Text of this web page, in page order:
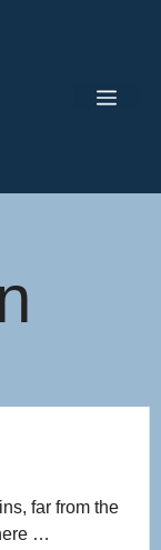
far from the
…